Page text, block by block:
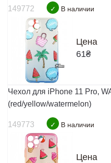
149772 ✓ В наличии
Цена
61₴
Чехол для iPhone 11 Pro,
(red/yellow/watermelon)
149773 ✓ В наличии
Цена